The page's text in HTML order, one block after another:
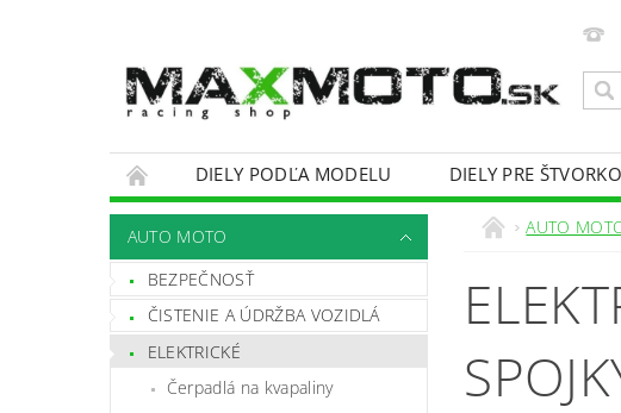
DIELY PODĽA MODELU DIELY PRE
OBCHODNÉ PODMIENKY
KONTAKTY
AUTO MOTO
BEZPEČNOSŤ
ČISTENIE A ÚDRŽBA VOZIDLÁ
ELEKTRICKÉ
Čerpadlá na kvapaliny
AUTO